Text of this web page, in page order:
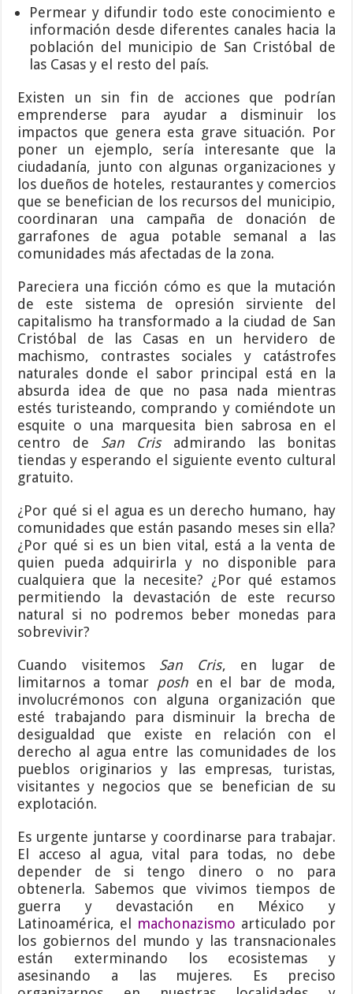
Permear y difundir todo este conocimiento e
información desde diferentes canales hacia la
población del municipio de San Cristóbal de
las Casas y el resto del país.
Existen un sin fin de acciones que podrían
emprenderse para ayudar a disminuir los
impactos que genera esta grave situación. Por
poner un ejemplo, sería interesante que la
ciudadanía, junto con algunas organizaciones y
los dueños de hoteles, restaurantes y comercios
que se benefician de los recursos del municipio,
coordinaran una campaña de donación de
garrafones de agua potable semanal a las
comunidades más afectadas de la zona.
Pareciera una ficción cómo es que la mutación
de este sistema de opresión sirviente del
capitalismo ha transformado a la ciudad de San
Cristóbal de las Casas en un hervidero de
machismo, contrastes sociales y catástrofes
naturales donde el sabor principal está en la
absurda idea de que no pasa nada mientras
estés turisteando, comprando y comiéndote un
esquite o una marquesita bien sabrosa en el
centro de San Crisadmirando las bonitas
tiendas y esperando el siguiente evento cultural
gratuito.
¿Por qué si el agua es un derecho humano, hay
comunidades que están pasando meses sin ella?
¿Por qué si es un bien vital, está a la venta de
quien pueda adquirirla y no disponible para
cualquiera que la necesite? ¿Por qué estamos
permitiendo la devastación de este recurso
natural si no podremos beber monedas para
sobrevivir?
Cuando visitemos San Cris, en lugar de
limitarnos a tomar poshen el bar de moda,
involucrémonos con alguna organización que
esté trabajando para disminuir la brecha de
desigualdad que existe en relación con el
derecho al agua entre las comunidades de los
pueblos originarios y las empresas, turistas,
visitantes y negocios que se benefician de su
explotación.
Es urgente juntarse y coordinarse para trabajar.
El acceso al agua, vital para todas, no debe
depender de si tengo dinero o no para
obtenerla. Sabemos que vivimos tiempos de
guerra y devastación en México y
Latinoamérica, el machonazismo articulado por
los gobiernos del mundo y las transnacionales
están exterminando los ecosistemas y
asesinando a las mujeres. Es preciso